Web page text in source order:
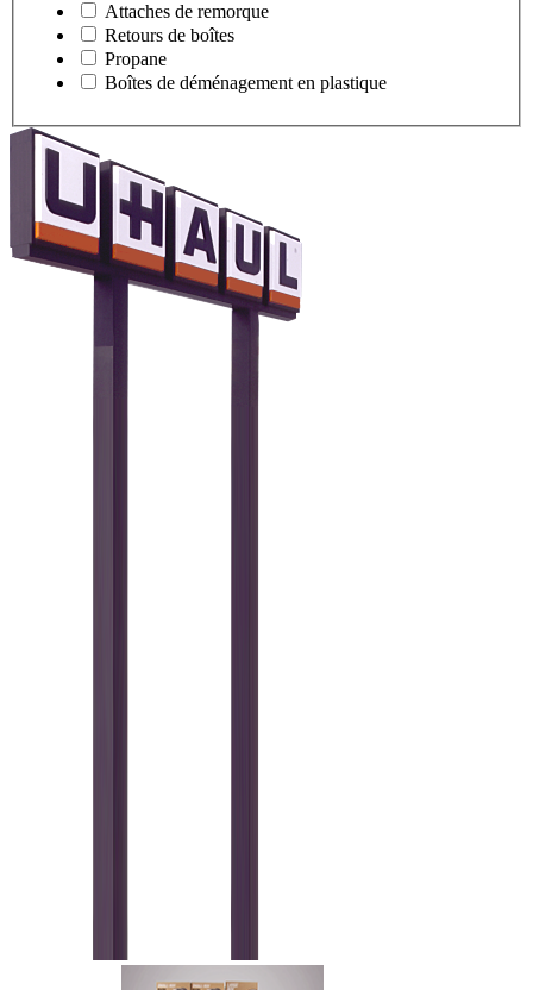
Attaches de remorque
Retours de boîtes
Propane
Boîtes de déménagement en plastique